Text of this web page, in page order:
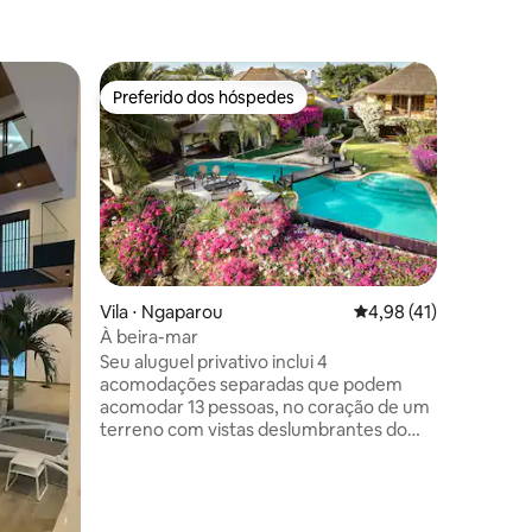
hóspedes Preferido dos hóspedes
Preferido dos hóspedes
Vila ⋅ Ngaparou 4,98 de uma
4,98 (41)
À beira-mar
Seu aluguel privativo inclui 4
acomodações separadas que podem
acomodar 13 pessoas, no coração de um
terreno com vistas deslumbrantes do